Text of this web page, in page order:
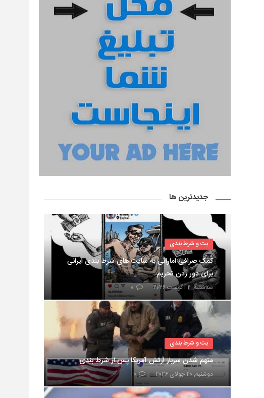
جدیدترین ها
بت و شرط بندی
کمک صرافی اماراتی به سایت های شرط بندی ایرانی
برای دور زدن تحریم
سه‌شنبه, ۴ آگوست ۲۰۲۶ ۰
بت و شرط بندی
متهم شدن سرباز ارتش آمریکا پس از شرط بندی
دوشنبه, ۲۰ جولای ۲۰۲۶ ۰